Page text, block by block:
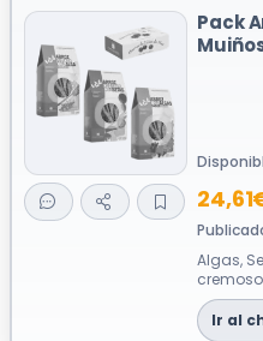
Pack
Algas,
huevas
gourm...
Ir al